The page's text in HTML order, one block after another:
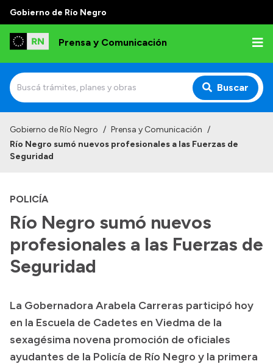
Gobierno de Río Negro
Prensa y Comunicación
Buscar
Institucional
Referentes de prensa
Archivo de noticias
Transparencia
Boletín Oficial
Compras y licitaciones
Consulta de expedientes
Gobierno de Río Negro / Prensa y Comunicación /
Río Negro sumó nuevos profesionales a las Fuerzas de
Seguridad
POLICÍA
Río Negro sumó nuevos
profesionales a las Fuerzas de
Seguridad
La Gobernadora Arabela Carreras participó hoy
en la Escuela de Cadetes en Viedma de la
sexagésima novena promoción de oficiales
ayudantes de la Policía de Río Negro y la primera